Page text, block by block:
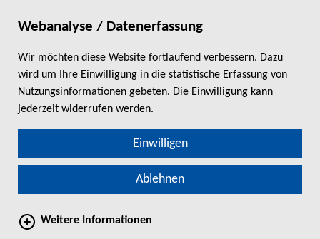
Webanalyse / Datenerfassung
Wir möchten diese Website fortlaufend verbessern. Dazu
wird um Ihre Einwilligung in die statistische Erfassung von
Nutzungsinformationen gebeten. Die Einwilligung kann
jederzeit widerrufen werden.
Einwilligen
Ablehnen
Weitere Informationen